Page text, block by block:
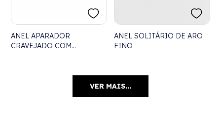
ANEL APARADOR
CRAVEJADO COM
ANEL SOLITÁRIO DE ARO
FINO
VER MAIS...